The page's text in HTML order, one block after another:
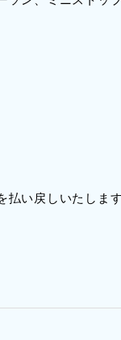
い戻しいたします